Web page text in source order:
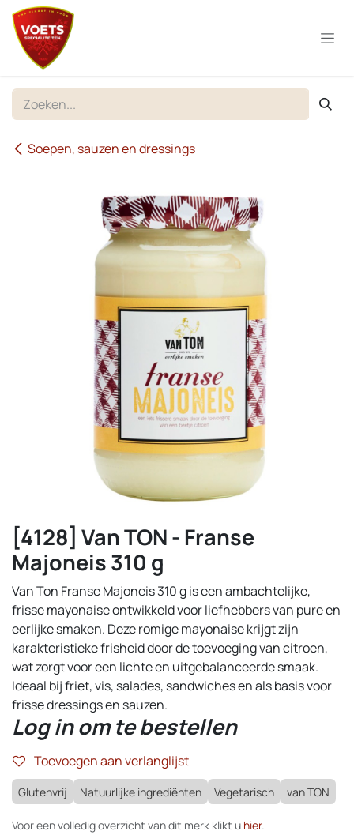
Overslaan naar inhoud
Soepen, sauzen en dressings
[4128] Van TON - Franse
Majoneis 310 g
Van Ton Franse Majoneis 310 g is een ambachtelijke,
frisse mayonaise ontwikkeld voor liefhebbers van pure en
eerlijke smaken. Deze romige mayonaise krijgt zijn
karakteristieke frisheid door de toevoeging van citroen,
wat zorgt voor een lichte en uitgebalanceerde smaak.
Ideaal bij friet, vis, salades, sandwiches en als basis voor
frisse dressings en sauzen.
Log in om te bestellen
Toevoegen aan verlanglijst
Glutenvrij Natuurlijke ingrediënten Vegetarisch van TON
Voor een volledig overzicht van dit merk klikt u hier.